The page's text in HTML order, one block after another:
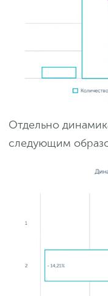
Отдельно
следующим